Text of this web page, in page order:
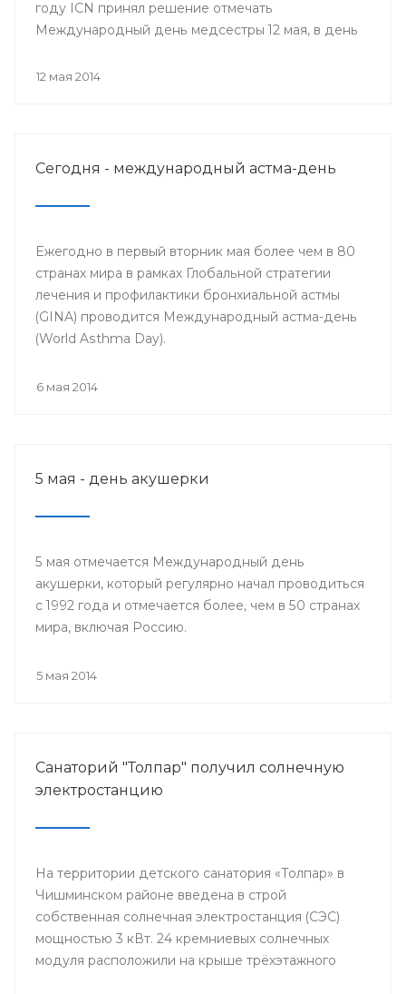
году ICN принял решение отмечать
Международный день медсестры 12 мая, в день
основательниц службы сестёр милосердия
12 мая 2014
Сегодня - международный астма-день
Ежегодно в первый вторник мая более чем в 80
странах мира в рамках Глобальной стратегии
лечения и профилактики бронхиальной астмы
(GINA) проводится Международный астма-день
(World Asthma Day).
6 мая 2014
5 мая - день акушерки
5 мая отмечается Международный день
акушерки, который регулярно начал проводиться
с 1992 года и отмечается более, чем в 50 странах
мира, включая Россию.
5 мая 2014
Санаторий "Толпар" получил солнечную
электростанцию
На территории детского санатория «Толпар» в
Чишминском районе введена в строй
собственная солнечная электростанция (СЭС)
мощностью 3 кВт. 24 кремниевых солнечных
модуля расположили на крыше трёхэтажного